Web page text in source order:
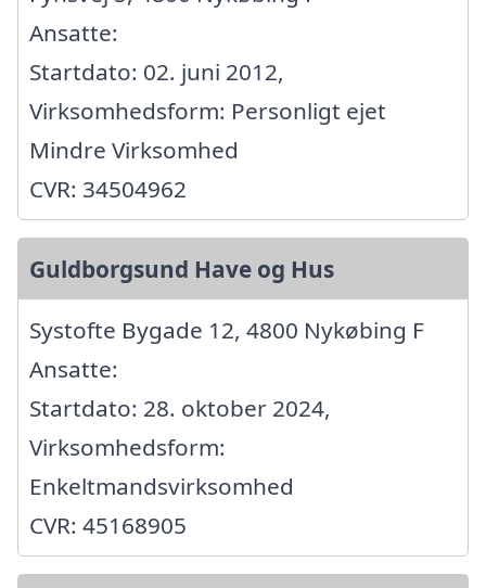
Ansatte:
Startdato: 02. juni 2012,
Virksomhedsform: Personligt ejet
Mindre Virksomhed
CVR: 34504962
Guldborgsund Have og Hus
Systofte Bygade 12, 4800 Nykøbing F
Ansatte:
Startdato: 28. oktober 2024,
Virksomhedsform:
Enkeltmandsvirksomhed
CVR: 45168905